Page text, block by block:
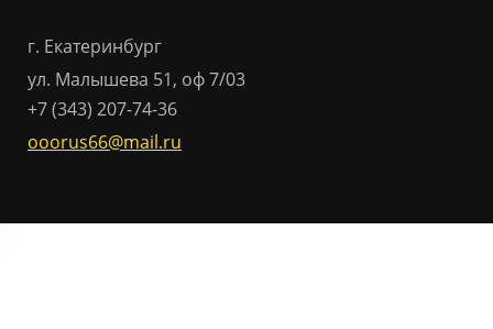
г. Екатеринбург
ул. Малышева 51, оф 7/03
+7 (343) 207-74-36
ooorus66@mail.ru